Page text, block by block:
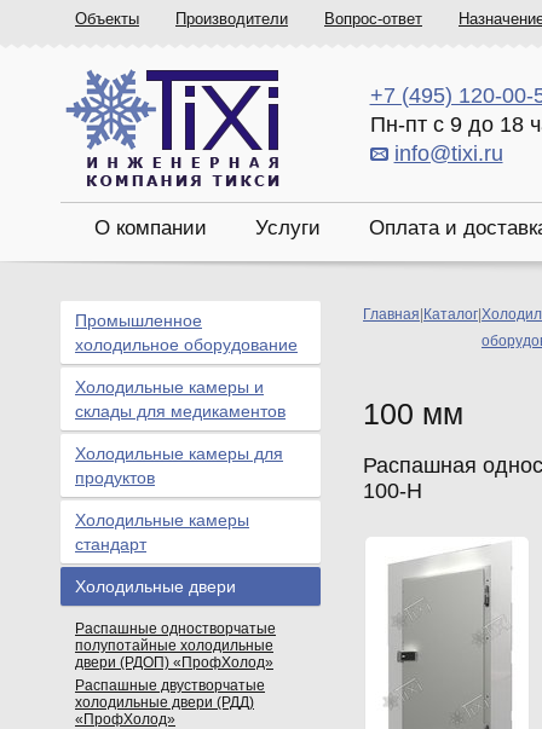
Объекты Производители Вопрос-ответ
+7 (495) 120-00-
Пн-пт с 9 до 18
info@tixi.ru
О компании Услуги Оплата и
Главная Каталог
100 мм
Распашная
100-Н
Промышленное
холодильное оборудование
Холодильные камеры и
склады для медикаментов
Холодильные камеры для
продуктов
Холодильные камеры
стандарт
Холодильные двери
Распашные одностворчатые
полупотайные холодильные
двери (РДОП) «ПрофХолод»
Распашные двустворчатые
холодильные двери (РДД)
«ПрофХолод»